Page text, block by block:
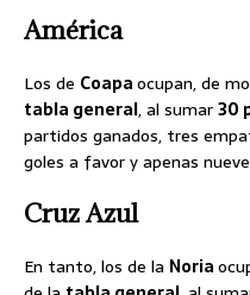
América
Los de Coapaocupan, de
tabla general, al sumar30
partidos ganados, tres
goles a favor y apenas
Cruz Azul
En tanto, los de la Noria